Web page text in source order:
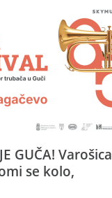
GUČA! Varošica
se kolo,